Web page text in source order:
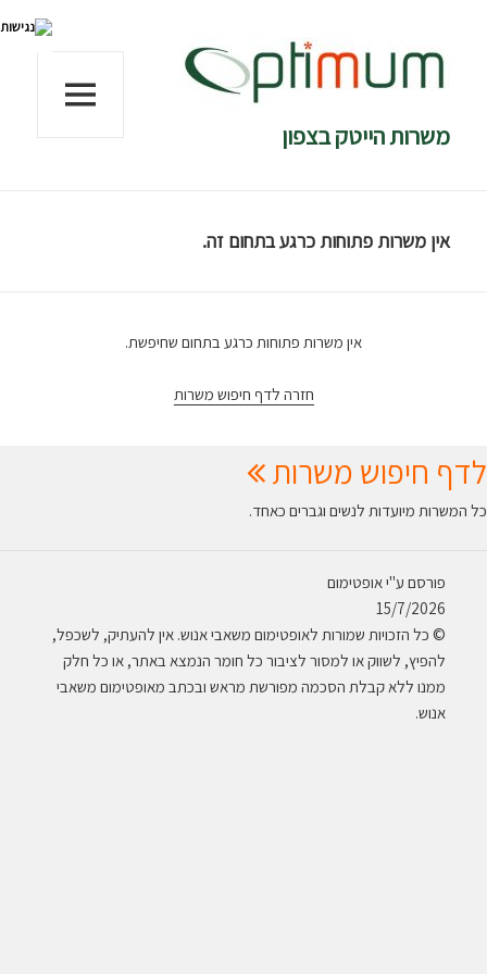
משרות הייטק בצפון
אין משרות פתוחות כרגע בתחום זה.
אין משרות פתוחות כרגע בתחום שחיפשת.
חזרה לדף חיפוש משרות
לדף חיפוש משרות
כל המשרות מיועדות לנשים וגברים כאחד.
פורסם ע"י אופטימום
15/7/2026
© כל הזכויות שמורות לאופטימום משאבי אנוש. אין להעתיק, לשכפל,
להפיץ, לשווק או למסור לציבור כל חומר הנמצא באתר, או כל חלק
ממנו ללא קבלת הסכמה מפורשת מראש ובכתב מאופטימום משאבי
אנוש.